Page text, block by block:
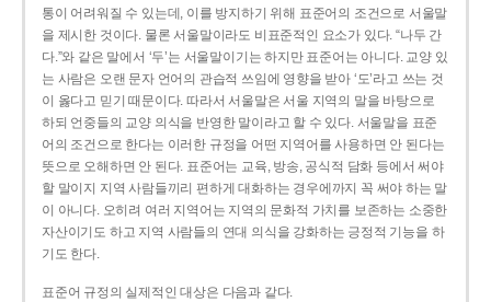
통이 어려워질 수 있는데, 이를 방지하기 위해 표준어의 조건으로 서울말
을 제시한 것이다. 물론 서울말이라도 비표준적인 요소가 있다. “나두 간
다.”와 같은 말에서 ‘두’는 서울말이기는 하지만 표준어는 아니다. 교양 있
는 사람은 오랜 문자 언어의 관습적 쓰임에 영향을 받아 ‘도’라고 쓰는 것
이 옳다고 믿기 때문이다. 따라서 서울말은 서울 지역의 말을 바탕으로
하되 언중들의 교양 의식을 반영한 말이라고 할 수 있다. 서울말을 표준
어의 조건으로 한다는 이러한 규정을 어떤 지역어를 사용하면 안 된다는
뜻으로 오해하면 안 된다. 표준어는 교육, 방송, 공식적 담화 등에서 써야
할 말이지 지역 사람들끼리 편하게 대화하는 경우에까지 꼭 써야 하는 말
이 아니다. 오히려 여러 지역어는 지역의 문화적 가치를 보존하는 소중한
자산이기도 하고 지역 사람들의 연대 의식을 강화하는 긍정적 기능을 하
기도 한다.
표준어 규정의 실제적인 대상은 다음과 같다.